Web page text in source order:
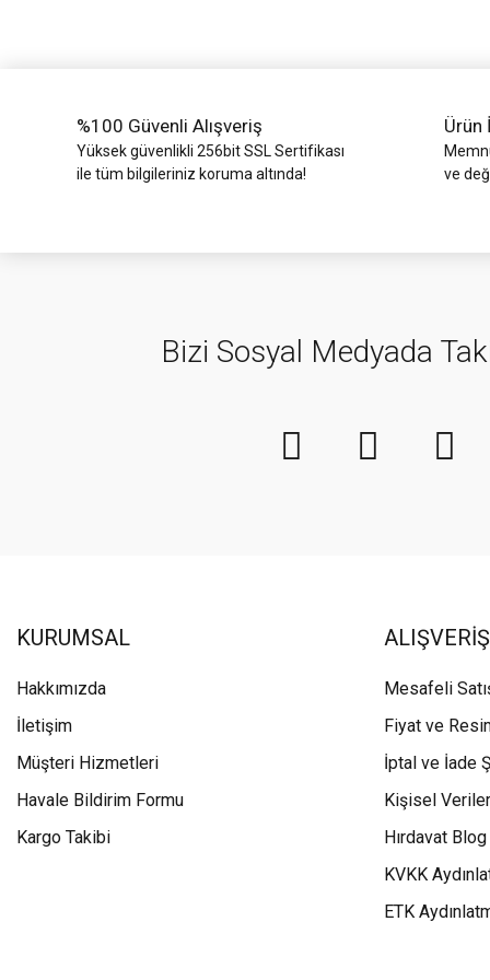
%100 Güvenli Alışveriş
Yüksek güvenlikli 256bit SSL Sertifikası
ile tüm bilgileriniz koruma altında!
Ürün
ve
Bizi Sosyal Medyada
KURUMSAL
Hakkımızda
İletişim
Müşteri Hizmetleri
Havale Bildirim Formu
Kargo Takibi
ALIŞVERİŞ
Mesafeli
Fiyat ve
İptal ve İade
Kişisel
Hırdavat Blog
KVKK
ETK